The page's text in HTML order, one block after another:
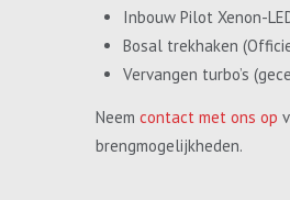
Inbouw Pilot Xenon-
Bosal trekhaken
Vervangen turbo’s
Neem contact met ons op
brengmogelijkheden.